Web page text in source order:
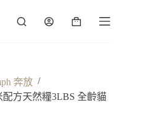
購
奔放 /
配方天然糧3LBS 全齡貓